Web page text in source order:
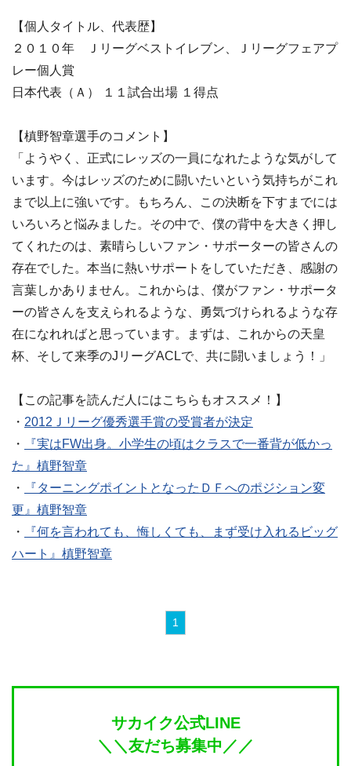
【個人タイトル、代表歴】
２０１０年 Ｊリーグベストイレブン、Ｊリーグフェアプ
レー個人賞
日本代表（Ａ） １１試合出場 １得点
【槙野智章選手のコメント】
「ようやく、正式にレッズの一員になれたような気がして
います。今はレッズのために闘いたいという気持ちがこれ
まで以上に強いです。もちろん、この決断を下すまでには
いろいろと悩みました。その中で、僕の背中を大きく押し
てくれたのは、素晴らしいファン・サポーターの皆さんの
存在でした。本当に熱いサポートをしていただき、感謝の
言葉しかありません。これからは、僕がファン・サポータ
ーの皆さんを支えられるような、勇気づけられるような存
在になれればと思っています。まずは、これからの天皇
杯、そして来季のJリーグACLで、共に闘いましょう！」
【この記事を読んだ人にはこちらもオススメ！】
・ 2012Ｊリーグ優秀選手賞の受賞者が決定
・
『実はFW出身。小学生の頃はクラスで一番背が低かっ
た』槙野智章
・
『ターニングポイントとなったＤＦへのポジション変
更』槙野智章
・
『何を言われても、悔しくても、まず受け入れるビッグ
ハート』槙野智章
1
サカイク公式LINE
＼＼友だち募集中／／